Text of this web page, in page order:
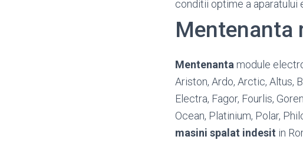
conditii optime a aparatului
Mentenanta
Mentenanta module
Ariston, Ardo, Arctic, Altus,
Electra, Fagor, Fourlis,
Ocean, Platinium, Polar,
masini spalat indesit in